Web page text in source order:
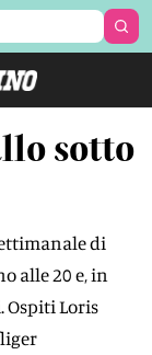
sotto
di
alle 20 e, in
Ospiti Loris